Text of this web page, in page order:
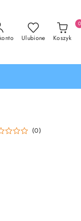
Ulubione Koszyk
0
(0)